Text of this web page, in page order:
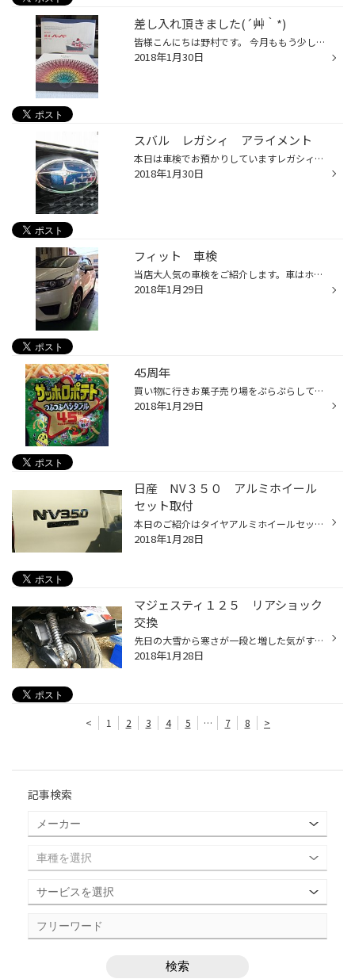
差し入れ頂きました(´艸｀*)
皆様こんにちは野村です。 今月ももう少しで終わりですね。 暖かい春が待ち遠しいです。 そんな寒い中差し入れ頂きました♪ 小腹が空く夕方にスタッフみんなで美味しく頂きました！！ ありがとうございました。
2018年1月30日
スバル レガシィ アライメント
本日は車検でお預かりしていますレガシィのアライメント作業のご紹介です。 本日のお車レガシィは前後のトーが調整箇所になります。 さっそくテスターにて測定してみると 左前のトーが大きくズレておりました。 リアのトーは大きなズレはありませんが基準値に調整します。 僅かなズレもしっかりと調...
2018年1月30日
フィット 車検
当店大人気の車検をご紹介します。車はホンダ「フィット」です。交換した部品は、エアコンフィルター、ATF、エンジンオイル、ワイパーラバーです。 車を購入してはじめての車検なのですが、走行距離は4万キロぐらいです。この車のATF交換目安が4万キロなので交換しました。ATFのレベルゲージがない...
2018年1月29日
45周年
買い物に行きお菓子売り場をぷらぷらしていると４５周年の文字が目に留まりました。４５周年なのはサッポロポテト「つぶつぶベジタブル」です。ちなみにバーベキュー味は2年後に誕生したみたいです。 サッポロポテトはかっぱえびせんの姉妹品として誕生。久しぶりに食べたくなったので買ってしまい...
2018年1月29日
日産 NV３５０ アルミホイール
セット取付
本日のご紹介はタイヤアルミホイールセット取付です。 作業した車は「日産 NV３５０」です。 今回お客様から足元を派手にしたいとのご依頼を受けましていくつかの候補から選んでいただいたのが「ナイトロパワー クロスクロウ」です。 タイヤはバン専用インチアップタイヤの「GL-R」です。 純正と比...
2018年1月28日
マジェスティ１２５ リアショック
交換
先日の大雪から寒さが一段と増した気がする今日この頃皆様いかがお過ごしですか？ 若さには逆らえない美濃口です。 最近寒いのを理由になかなかバイクに触れないのですが以前ソロツーリングを決行してからまたバイク熱が再発してきました(*^-^*) まだまだ慣らし運転も終わらないのですが予定では今...
2018年1月28日
< 1 2 3 4 5 … 7 8 >
記事検索